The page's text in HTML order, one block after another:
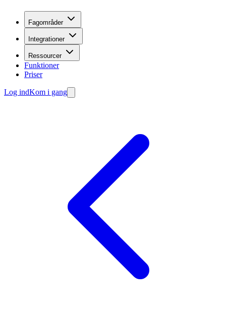
Fagområder
Integrationer
Ressourcer
Funktioner
Priser
Log indKom i gang